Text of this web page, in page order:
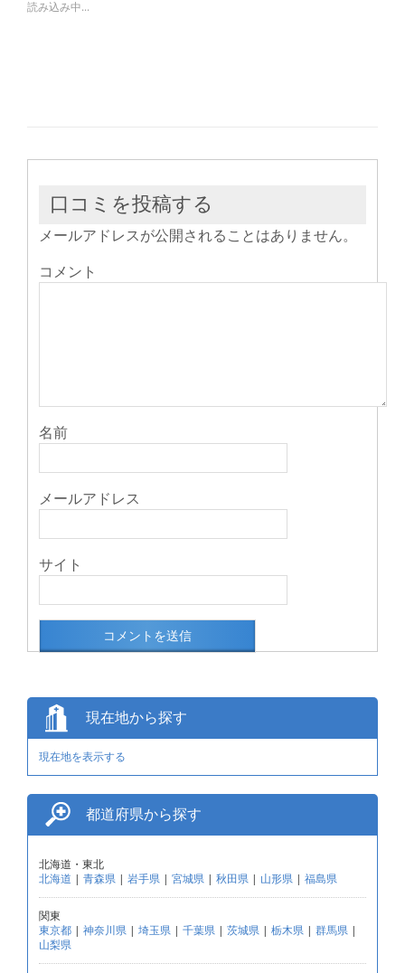
共
す) ィ
ウ
で
き
ま
す)
読み込み中...
口コミを投稿する
メールアドレスが公開されることはありません。
コメント
名前
メールアドレス
サイト
現在地から探す
現在地を表示する
都道府県から探す
北海道・東北
北海道 | 青森県 | 岩手県 | 宮城県 | 秋田県 | 山形県 | 福島県
関東
東京都 | 神奈川県 | 埼玉県 | 千葉県 | 茨城県 | 栃木県 | 群馬県 |
山梨県